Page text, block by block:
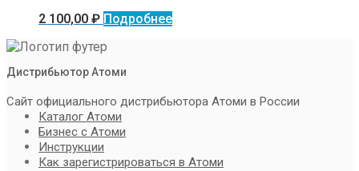
2 100,00 ₽ Подробнее
Дистрибьютор Атоми
Сайт официального дистрибьютора Атоми в России
Каталог Атоми
Бизнес с Атоми
Инструкции
Как зарегистрироваться в Атоми